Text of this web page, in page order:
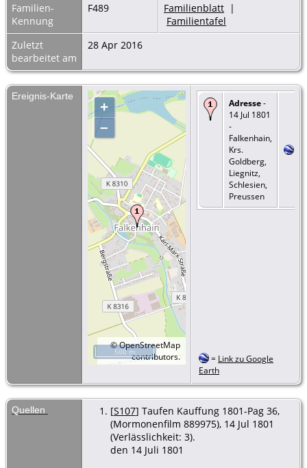
Familien-
Kennung
F489 Familienblatt |
Familientafel
Zuletzt
bearbeitet am
28 Apr 2016
Ereignis-Karte
+
–
©OpenStreetMap
contributors.
500 m
Adresse-
14 Jul 1801
-
Falkenhain,
Krs.
Goldberg,
Liegnitz,
Schlesien,
Preussen
= Link zu Google
Earth
Quellen [S107] Taufen Kauffung 1801-Pag 36,
(Mormonenfilm 889975), 14 Jul 1801
(Verlässlichkeit: 3).
den 14 Juli 1801